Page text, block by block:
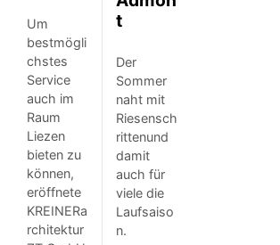
Um
bestmögli
chstes
Service
auch im
Raum
Liezen
bieten zu
können,
eröffnete
KREINERa
rchitektur
t
Der
Sommer
naht mit
Riesensch
rittenund
damit
auch für
viele die
Laufsaiso
n.